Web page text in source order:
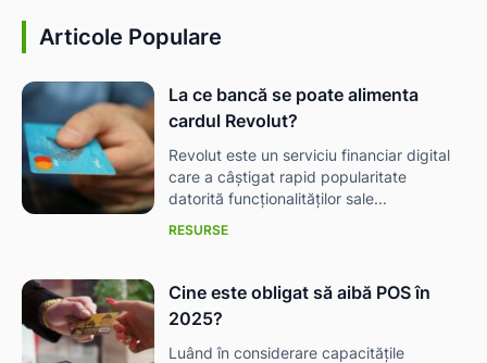
Articole Populare
La ce bancă se poate alimenta
cardul Revolut?
Revolut este un serviciu financiar digital
care a câștigat rapid popularitate
datorită funcționalităților sale...
RESURSE
Cine este obligat să aibă POS în
2025?
Luând în considerare capacitățile